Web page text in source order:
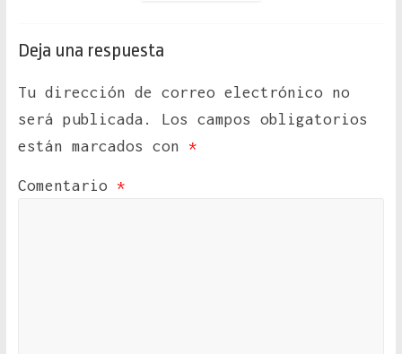
Deja una respuesta
Tu dirección de correo electrónico no
será publicada.
Los campos obligatorios
están marcados con *
Comentario *